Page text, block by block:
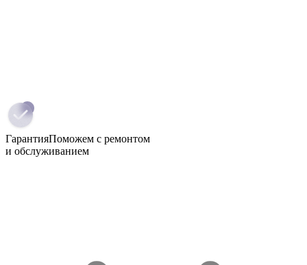
ГарантияПоможем с ремонтом
и обслуживанием